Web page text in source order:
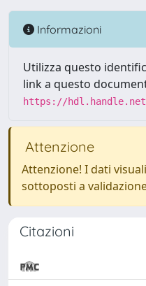
Informazioni
Utilizza questo
link a questo
https://hdl.handle.net/
Attenzione
Attenzione! I dati
sottoposti a
Citazioni